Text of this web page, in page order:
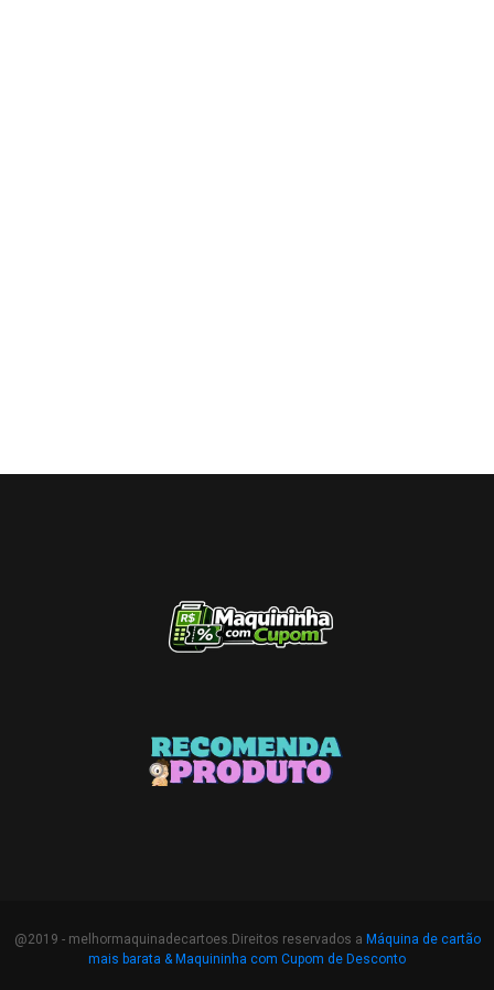
@2019 - melhormaquinadecartoes.Direitos reservados a Máquina de cartão
mais barata & Maquininha com Cupom de Desconto